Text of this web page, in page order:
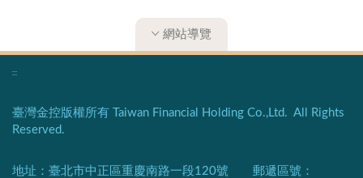
網站導覽
:::
臺灣金控版權所有 Taiwan Financial Holding Co.,Ltd. All Rights
Reserved.
地址：臺北市中正區重慶南路一段120號 郵遞區號：